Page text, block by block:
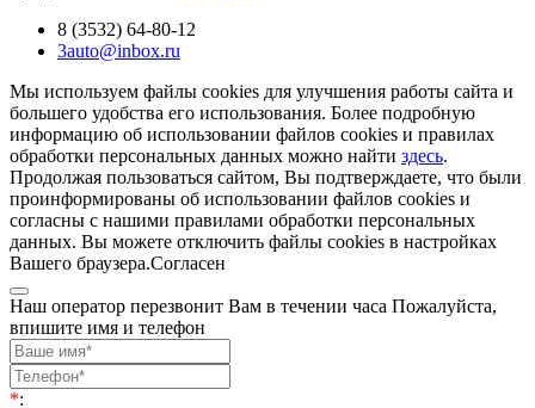
8 (3532) 64-80-12
3auto@inbox.ru
Мы используем файлы cookies для улучшения работы сайта и
большего удобства его использования. Более подробную
информацию об использовании файлов cookies и правилах
обработки персональных данных можно найти здесь.
Продолжая пользоваться сайтом, Вы подтверждаете, что были
проинформированы об использовании файлов cookies и
согласны с нашими правилами обработки персональных
данных. Вы можете отключить файлы cookies в настройках
Вашего браузера.Согласен
Наш оператор перезвонит Вам в течении часа Пожалуйста,
впишите имя и телефон
*: